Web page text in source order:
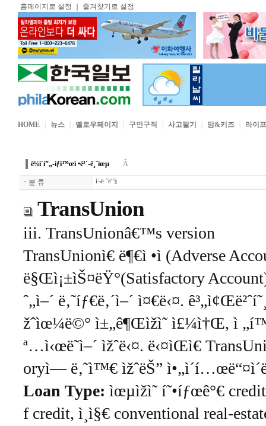
홈페이지로 설정 즐겨찾기로 설정
HOME 뉴스 옐로우페이지 구인구직 사고팔기 맘&키즈 라이
ë¼ì´í”„-ìƒí™œì •ë³´-ê¸ˆìœµ Â
ㆍ 분 류 í¬ë ˆë”§
TransUnion
iii. TransUnionâ€™s version
TransUnionì€ ë¶€ì •ì (Adverse
ë§Œì¡±ìŠ¤ëŸ°(Satisfactory
ˆ„ì–´ ë‚˜íƒ€ë‚´ì–´ ì¤€ë‹¤.
žˆìœ¼ë©° ì±„ê¶Œìžì˜ ì£¼ì†Œ, ì
ª…ì‹œë˜ì–´ ìžˆë‹¤. ë‹¤ìŒì€
oryì— ë‚˜ì™€ ìžˆëŠ”
Loan Type: ìœµìžì˜ í˜•íƒœê°€
f credit, ì¸ì§€ conventional real-